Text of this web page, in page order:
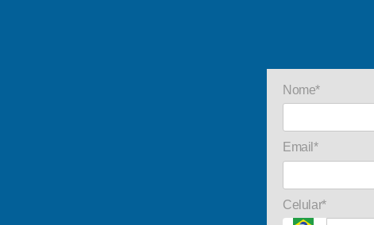
Nome*
Email*
Celular*